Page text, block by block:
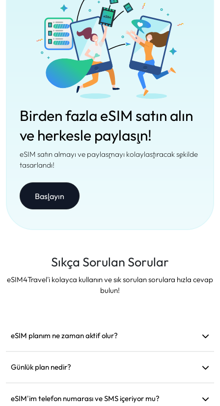
Birden fazla eSIM satın alın
ve herkesle paylaşın!
eSIM satın almayı ve paylaşmayı kolaylaştıracak şekilde
tasarlandı!
Başlayın
Sıkça Sorulan Sorular
eSIM4Travel'i kolayca kullanın ve sık sorulan sorulara hızla cevap
bulun!
eSIM planım ne zaman aktif olur?
Hareket etmeden önce yüklemenizi öneririz.
Günlük plan nedir?
kadar geçerli olur. Günlük veri miktarını tükettiğinizde hız
eSIM'im telefon numarası ve SMS içeriyor mu?